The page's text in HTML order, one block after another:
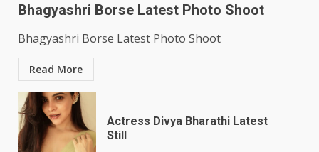
Bhagyashri Borse Latest Photo Shoot
Bhagyashri Borse Latest Photo Shoot
Read More
Actress Divya Bharathi Latest
Still